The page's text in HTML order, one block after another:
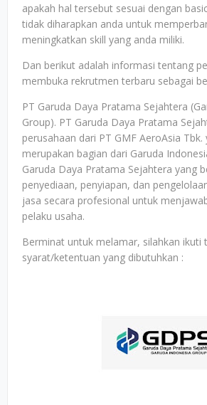
apakah hal tersebut sesuai dengan
tidak diharapkan anda untuk
meningkatkan skill yang anda miliki.
Dan berikut adalah informasi tentang
membuka rekrutmen terbaru sebagai
PT Garuda Daya Pratama Sejahtera
Group). PT Garuda Daya Pratama
perusahaan dari PT GMF AeroAsia Tbk.
merupakan bagian dari Garuda
Garuda Daya Pratama Sejahtera yang
penyediaan, penyiapan, dan
jasa secara profesional untuk
pelaku usaha.
Berminat untuk melamar, silahkan ikuti
syarat/ketentuan yang dibutuhkan :